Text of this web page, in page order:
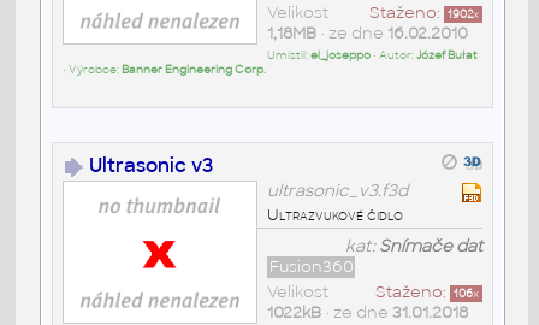
Staženo: 1902x
Velikost
1,18MB• ze dne 16.02.2010
Umístil:el_joseppo• Autor:Józef Bułat
• Výrobce: Banner Engineering Corp.
Ultrasonic v3
ultrasonic_v3.f3d
Ultrazvukové čidlo
kat:Snímače dat
Fusion360
Staženo: 106x
Velikost
1022kB• ze dne 31.01.2018